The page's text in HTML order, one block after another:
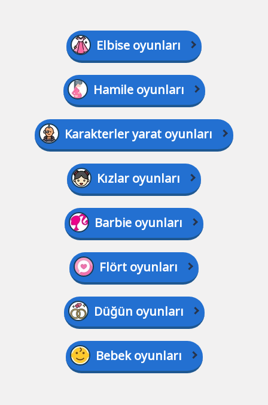
Elbise oyunları
Hamile oyunları
Karakterler yarat oyunları
Kızlar oyunları
Barbie oyunları
Flört oyunları
Düğün oyunları
Bebek oyunları